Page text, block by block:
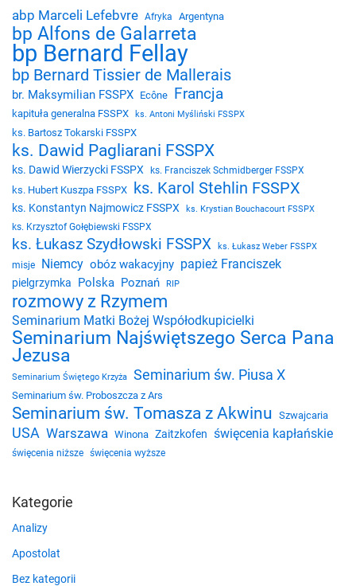
abp Marceli Lefebvre Afryka Argentyna
bp Alfons de Galarreta
bp Bernard Fellay
bp Bernard Tissier de Mallerais
br. Maksymilian FSSPX Ecône Francja
kapituła generalna FSSPX ks. Antoni Myśliński FSSPX
ks. Bartosz Tokarski FSSPX
ks. Dawid Pagliarani FSSPX
ks. Dawid Wierzycki FSSPX ks. Franciszek Schmidberger FSSPX
ks. Hubert Kuszpa FSSPX ks. Karol Stehlin FSSPX
ks. Konstantyn Najmowicz FSSPX
ks. Krystian Bouchacourt FSSPX
ks. Krzysztof Gołębiewski FSSPX
ks. Łukasz Szydłowski FSSPX ks. Łukasz Weber FSSPX
misje Niemcy obóz wakacyjny papież Franciszek
pielgrzymka Polska Poznań RIP
rozmowy z Rzymem
Seminarium Matki Bożej Współodkupicielki
Seminarium Najświętszego Serca Pana
Jezusa
Seminarium Świętego Krzyża Seminarium św. Piusa X
Seminarium św. Proboszcza z Ars
Seminarium św. Tomasza z Akwinu Szwajcaria
USA Warszawa Winona Zaitzkofen święcenia kapłańskie
święcenia niższe święcenia wyższe
Kategorie
Analizy
Apostolat
Bez kategorii